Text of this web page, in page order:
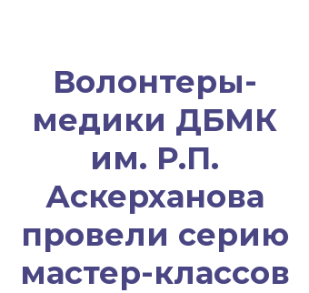
Волонтеры-
медики ДБМК
им. Р.П.
Аскерханова
провели серию
мастер-классов